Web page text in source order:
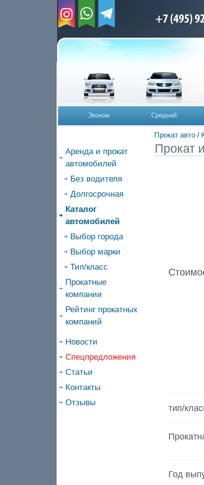
Эконом Средний
Прокат авто/
Аренда и прокат
автомобилей
Без водителя
Долгосрочная
Каталог
автомобилей
Выбор города
Выбор марки
Тип/класс
Прокатные
компании
Рейтинг прокатных
компаний
Новости
Спецпредложения
Статьи
Контакты
Отзывы
Прокат
тип/
Год